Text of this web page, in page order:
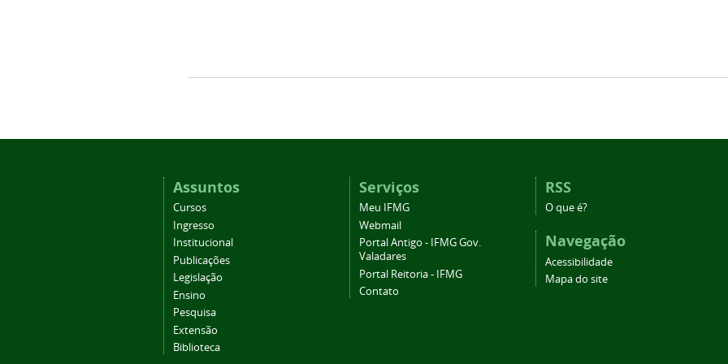
Assuntos
Cursos
Ingresso
Institucional
Publicações
Legislação
Ensino
Pesquisa
Extensão
Biblioteca
Serviços
Meu IFMG
Webmail
Portal Antigo - IFMG Gov.
Valadares
Portal Reitoria - IFMG
Contato
RSS
O que é?
Navegação
Acessibilidade
Mapa do site